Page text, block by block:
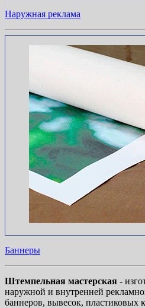
Наружная реклама
Баннеры
Штемпельная мастерская -
наружной и внутренней
баннеров, вывесок, пластиковых